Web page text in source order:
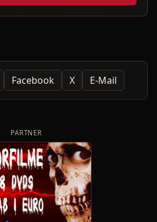
Facebook X E-Mail
PARTNER